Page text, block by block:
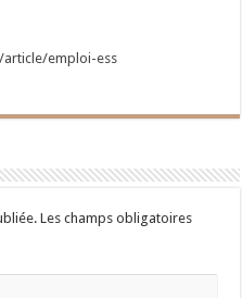
emploi-ess
Les champs obligatoires